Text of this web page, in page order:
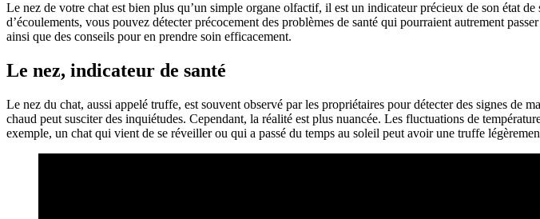
Le nez de votre chat est bien plus qu’un simple organe olfactif, il est un indicateur précieux de son état
d’écoulements, vous pouvez détecter précocement des problèmes de santé qui pourraient autrement
ainsi que des conseils pour en prendre soin efficacement.
Le nez, indicateur de santé
Le nez du chat, aussi appelé truffe, est souvent observé par les propriétaires pour détecter des signes de
chaud peut susciter des inquiétudes. Cependant, la réalité est plus nuancée. Les fluctuations de
exemple, un chat qui vient de se réveiller ou qui a passé du temps au soleil peut avoir une truffe